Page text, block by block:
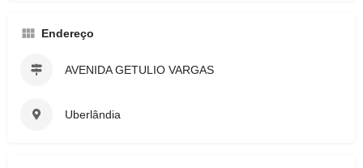
Endereço
AVENIDA GETULIO VARGAS
Uberlândia